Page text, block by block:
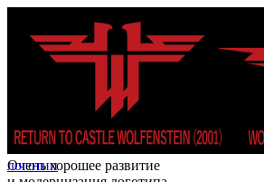
Очень хорошее развитие
логотип